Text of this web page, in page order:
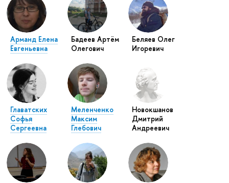
Арманд Елена
Евгеньевна
Бадеев Артём
Олегович
Беляев Олег
Игоревич
Главатских
Софья
Сергеевна
Меленченко
Максим
Глебович
Новокшанов
Дмитрий
Андреевич